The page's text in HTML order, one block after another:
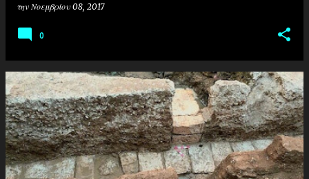
την Νοεμβρίου 08, 2017
0